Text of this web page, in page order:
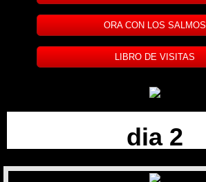
ORA CON LOS SALMOS
LIBRO DE VISITAS
dia 2